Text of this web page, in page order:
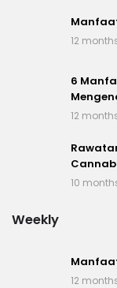
12
6
12
10
Weekly
12